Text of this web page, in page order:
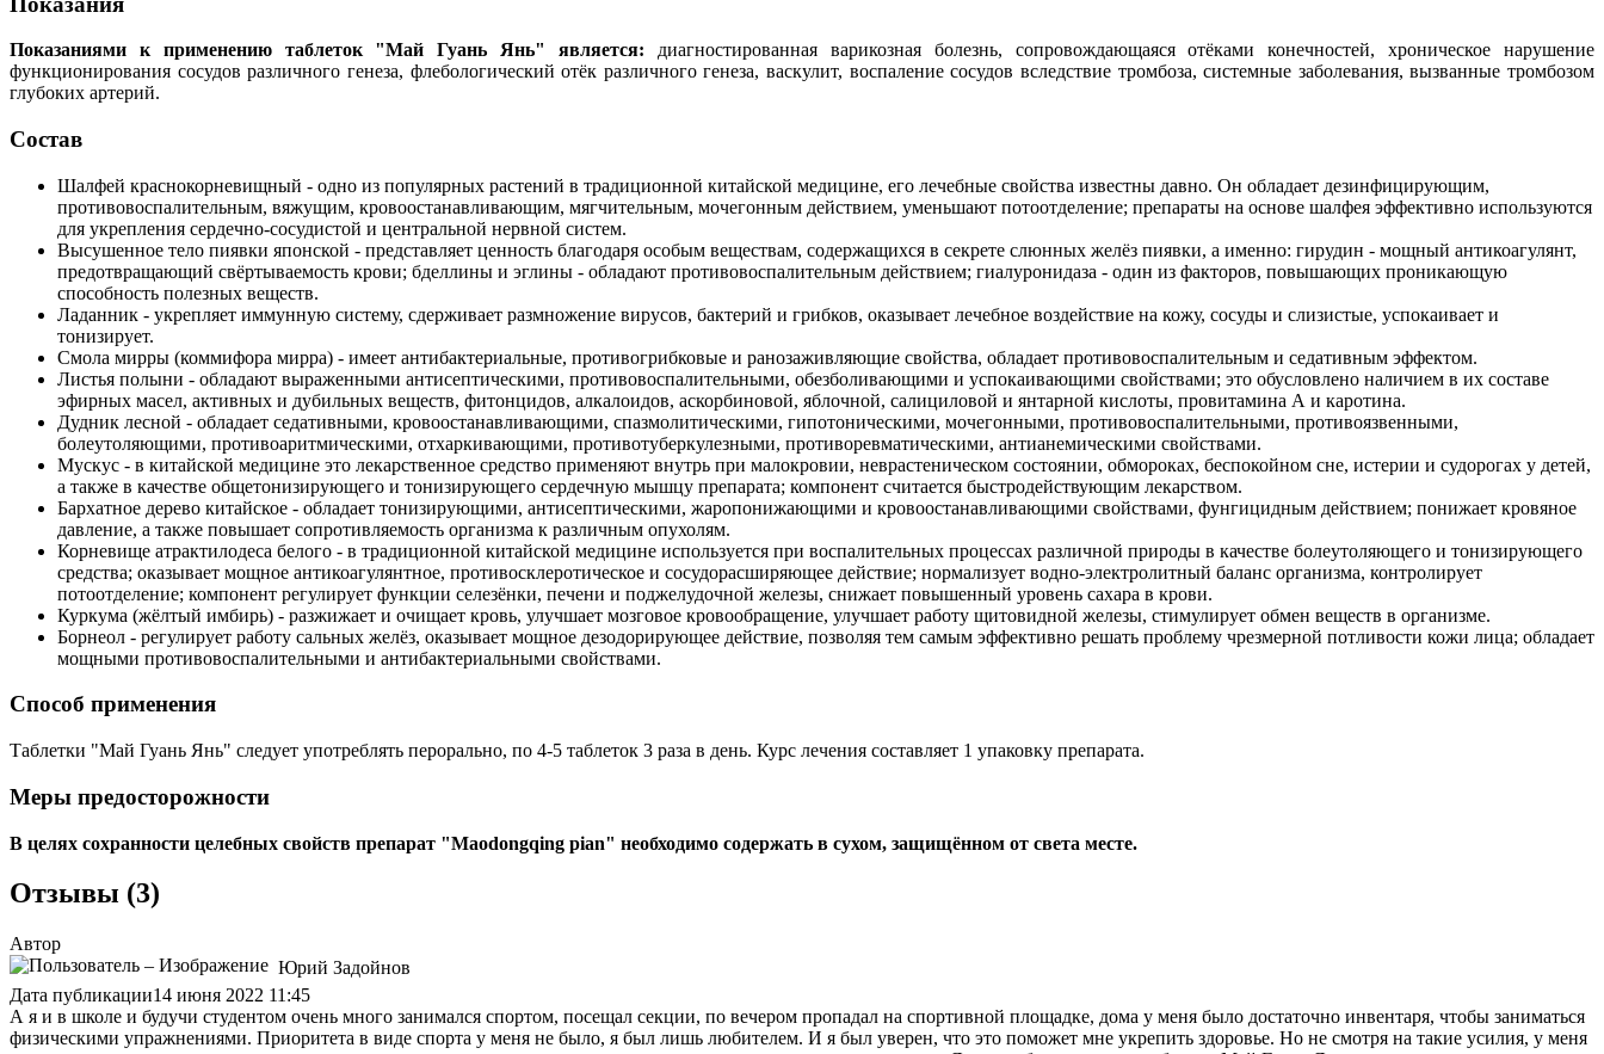
Показаниями к применению таблеток "Май Гуань Янь" является: диагностированная варикозная болезнь, сопровождающаяся отёками конечностей, хроническое нарушение
функционирования сосудов различного генеза, флебологический отёк различного генеза, васкулит, воспаление сосудов вследствие тромбоза, системные заболевания, вызванные тромбозом
глубоких артерий.
Состав
Шалфей краснокорневищный - одно из популярных растений в традиционной китайской медицине, его лечебные свойства известны давно. Он обладает дезинфицирующим,
противовоспалительным, вяжущим, кровоостанавливающим, мягчительным, мочегонным действием, уменьшают потоотделение; препараты на основе шалфея эффективно используются
для укрепления сердечно-сосудистой и центральной нервной систем.
Высушенное тело пиявки японской - представляет ценность благодаря особым веществам, содержащихся в секрете слюнных желёз пиявки, а именно: гирудин - мощный антикоагулянт,
предотвращающий свёртываемость крови; бделлины и эглины - обладают противовоспалительным действием; гиалуронидаза - один из факторов, повышающих проникающую
способность полезных веществ.
Ладанник - укрепляет иммунную систему, сдерживает размножение вирусов, бактерий и грибков, оказывает лечебное воздействие на кожу, сосуды и слизистые, успокаивает и
тонизирует.
Смола мирры (коммифора мирра) - имеет антибактериальные, противогрибковые и ранозаживляющие свойства, обладает противовоспалительным и седативным эффектом.
Листья полыни - обладают выраженными антисептическими, противовоспалительными, обезболивающими и успокаивающими свойствами; это обусловлено наличием в их составе
эфирных масел, активных и дубильных веществ, фитонцидов, алкалоидов, аскорбиновой, яблочной, салициловой и янтарной кислоты, провитамина А и каротина.
Дудник лесной - обладает седативными, кровоостанавливающими, спазмолитическими, гипотоническими, мочегонными, противовоспалительными, противоязвенными,
болеутоляющими, противоаритмическими, отхаркивающими, противотуберкулезными, противоревматическими, антианемическими свойствами.
Мускус - в китайской медицине это лекарственное средство применяют внутрь при малокровии, неврастеническом состоянии, обмороках, беспокойном сне, истерии и судорогах у детей,
а также в качестве общетонизирующего и тонизирующего сердечную мышцу препарата; компонент считается быстродействующим лекарством.
Бархатное дерево китайское - обладает тонизирующими, антисептическими, жаропонижающими и кровоостанавливающими свойствами, фунгицидным действием; понижает кровяное
давление, а также повышает сопротивляемость организма к различным опухолям.
Корневище атрактилодеса белого - в традиционной китайской медицине используется при воспалительных процессах различной природы в качестве болеутоляющего и тонизирующего
средства; оказывает мощное антикоагулянтное, противосклеротическое и сосудорасширяющее действие; нормализует водно-электролитный баланс организма, контролирует
потоотделение; компонент регулирует функции селезёнки, печени и поджелудочной железы, снижает повышенный уровень сахара в крови.
Куркума (жёлтый имбирь) - разжижает и очищает кровь, улучшает мозговое кровообращение, улучшает работу щитовидной железы, стимулирует обмен веществ в организме.
Борнеол - регулирует работу сальных желёз, оказывает мощное дезодорирующее действие, позволяя тем самым эффективно решать проблему чрезмерной потливости кожи лица; обладает
мощными противовоспалительными и антибактериальными свойствами.
Способ применения
Таблетки "Май Гуань Янь" следует употреблять перорально, по 4-5 таблеток 3 раза в день. Курс лечения составляет 1 упаковку препарата.
Меры предосторожности
В целях сохранности целебных свойств препарат "Maodongqing pian" необходимо содержать в сухом, защищённом от света месте.
Отзывы (3)
Автор
Юрий Задойнов
Дата публикации14 июня 2022 11:45
А я и в школе и будучи студентом очень много занимался спортом, посещал секции, по вечером пропадал на спортивной площадке, дома у меня было достаточно инвентаря, чтобы заниматься
физическими упражнениями. Приоритета в виде спорта у меня не было, я был лишь любителем. И я был уверен, что это поможет мне укрепить здоровье. Но не смотря на такие усилия, у меня